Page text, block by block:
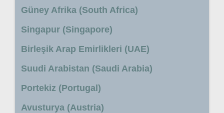
Güney Afrika (South Africa)
Singapur (Singapore)
Birleşik Arap Emirlikleri (UAE)
Suudi Arabistan (Saudi Arabia)
Portekiz (Portugal)
Avusturya (Austria)